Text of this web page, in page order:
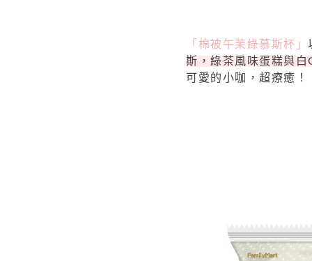
「棉被午茉綠慕斯杯」
斯， 綠茶風味蛋糕與白
可愛的小咖，超療癒！